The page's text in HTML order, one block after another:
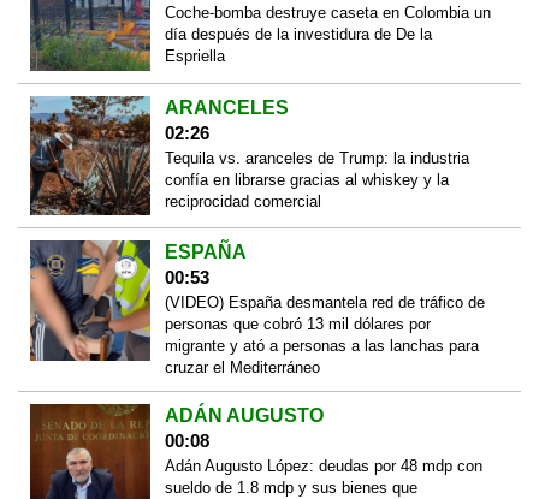
Coche-bomba destruye caseta en Colombia un
día después de la investidura de De la
Espriella
ARANCELES
02:26
Tequila vs. aranceles de Trump: la industria
confía en librarse gracias al whiskey y la
reciprocidad comercial
ESPAÑA
00:53
(VIDEO) España desmantela red de tráfico de
personas que cobró 13 mil dólares por
migrante y ató a personas a las lanchas para
cruzar el Mediterráneo
ADÁN AUGUSTO
00:08
Adán Augusto López: deudas por 48 mdp con
sueldo de 1.8 mdp y sus bienes que